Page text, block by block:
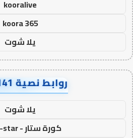
kooralive
koora 365
يلا شوت
روابط نصية AA90141
يلا شوت
كورة ستار - koora-star